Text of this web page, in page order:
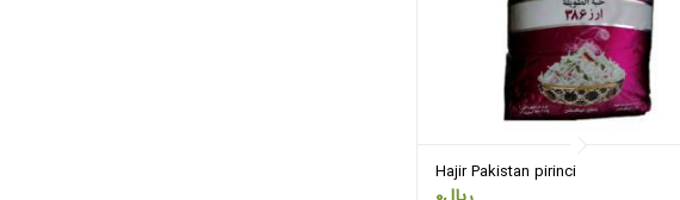
Hajir Pakistan pirinci